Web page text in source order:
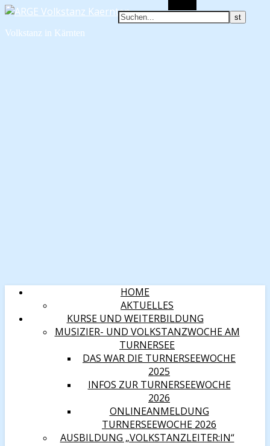
Volkstanz in Kärnten
HOME
AKTUELLES
KURSE UND WEITERBILDUNG
MUSIZIER- UND VOLKSTANZWOCHE AM
TURNERSEE
DAS WAR DIE TURNERSEEWOCHE
2025
INFOS ZUR TURNERSEEWOCHE
2026
ONLINEANMELDUNG
TURNERSEEWOCHE 2026
AUSBILDUNG „VOLKSTANZLEITER:IN“